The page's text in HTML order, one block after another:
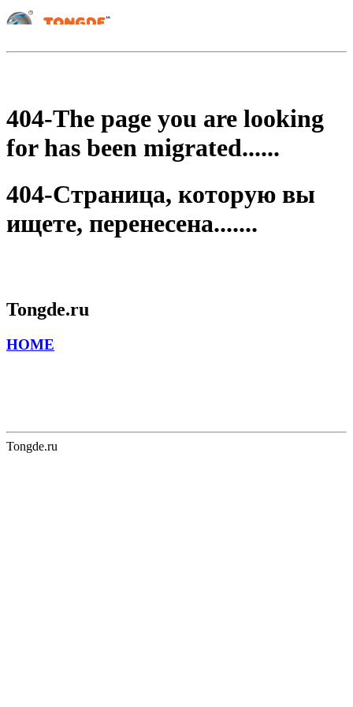
404-The page you are looking
for has been migrated......
404-Страница, которую вы
ищете, перенесена.......
Tongde.ru
HOME
Tongde.ru